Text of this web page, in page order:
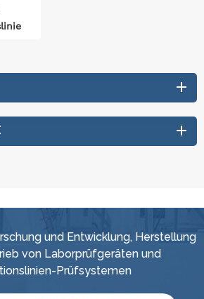
und Entwicklung, Herstellung
von Laborprüfgeräten und
Prüfsystemen